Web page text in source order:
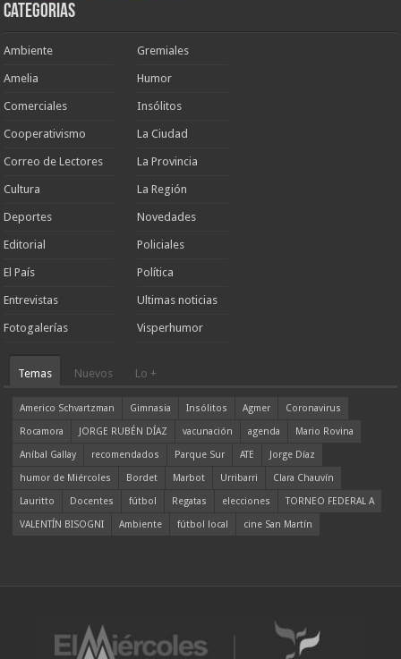
Categorias
Ambiente
Amelia
Comerciales
Cooperativismo
Correo de Lectores
Cultura
Deportes
Editorial
El País
Entrevistas
Fotogalerías
Gremiales
Humor
Insólitos
La Ciudad
La Provincia
La Región
Novedades
Policiales
Política
Ultimas noticias
Visperhumor
Temas Nuevos Lo +
Americo Schvartzman Gimnasia Insólitos Agmer
Coronavirus
Rocamora
JORGE RUBÉN DÍAZ vacunación agenda
Mario Rovina
Aníbal Gallay
recomendados Parque Sur ATE
Jorge Díaz
humor de Miércoles
Bordet Marbot Urribarri
Clara Chauvín
Lauritto
Docentes fútbol Regatas elecciones
TORNEO FEDERAL A
VALENTÍN BISOGNI
Ambiente fútbol local cine San Martín